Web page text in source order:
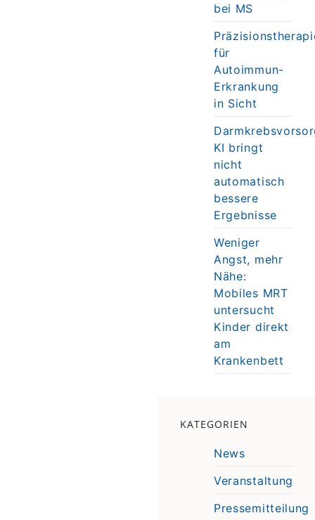
bei MS
für
Autoimmun-
Erkrankung
in Sicht
KI bringt
nicht
automatisch
bessere
Ergebnisse
Weniger
Angst, mehr
Nähe:
Mobiles MRT
untersucht
Kinder direkt
am
Krankenbett
KATEGORIEN
News
Veranstaltung
Pressemitteilung